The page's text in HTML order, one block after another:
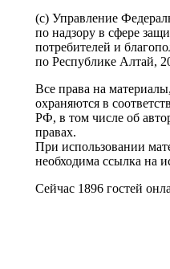
(c) Управление
по надзору в сфере
потребителей и
по Республике Алтай,
Все права на
охраняются в
РФ, в том числе об
правах.
При использовании
необходима ссылка на
Сейчас 1896 гостей